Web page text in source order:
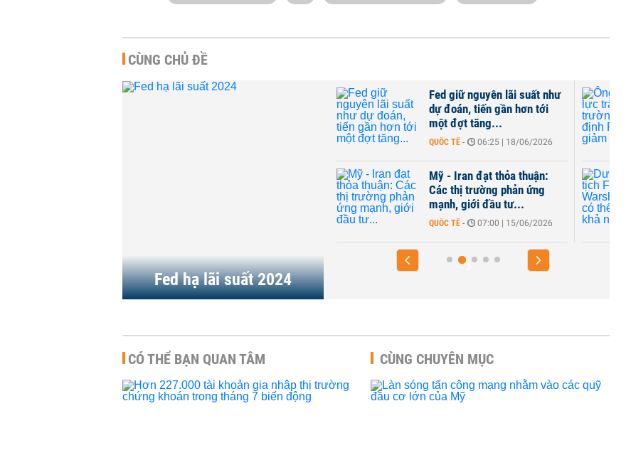
CÙNG CHỦ ĐỀ
Fed hạ lãi suất 2024
Chủ tịch Fed nhận định rủi ro
Fed giữ nguyên lãi suất như
dự đoán, tiến gần hơn tới
một đợt tăng...
QUỐC TẾ - 06:25 | 18/06/2026
Mỹ - Iran đạt thỏa thuận:
Các thị trường phản ứng
mạnh, giới đầu tư...
QUỐC TẾ - 07:00 | 15/06/2026
CÓ THỂ BẠN QUAN TÂM CÙNG CHUYÊN MỤC